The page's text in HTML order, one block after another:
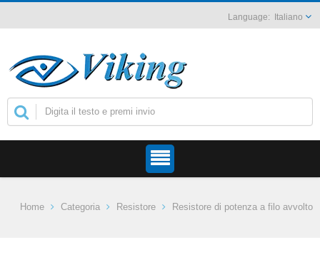
Italiano
Home Categoria Resistore Resistore di potenza a filo avvolto